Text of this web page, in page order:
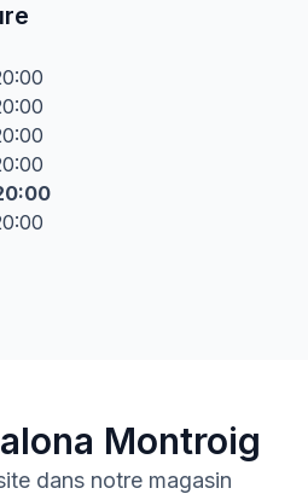
Montroig
dans notre magasin